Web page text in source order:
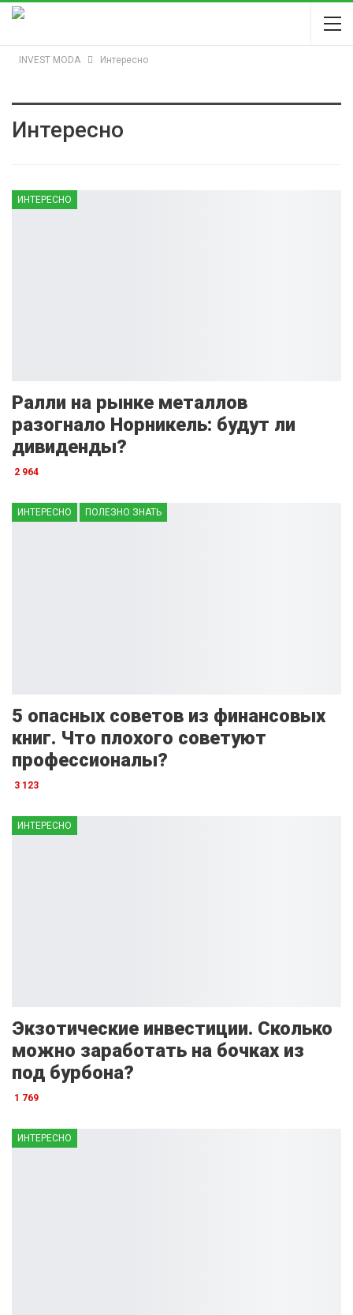
INVEST MODA Интересно
Интересно
ИНТЕРЕСНО
Ралли на рынке металлов
разогнало Норникель: будут ли
дивиденды?
2 964
ИНТЕРЕСНО ПОЛЕЗНО ЗНАТЬ
5 опасных советов из финансовых
книг. Что плохого советуют
профессионалы?
3 123
ИНТЕРЕСНО
Экзотические инвестиции. Сколько
можно заработать на бочках из
под бурбона?
1 769
ИНТЕРЕСНО